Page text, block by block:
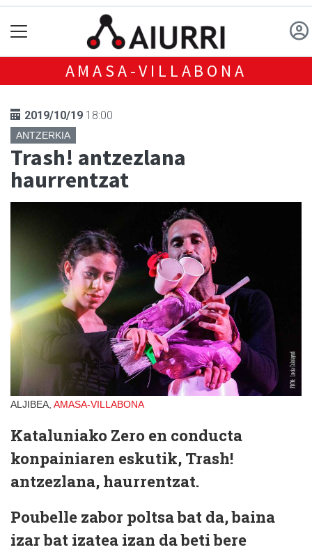
AMASA-VILLABONA
2019/10/19 18:00
ANTZERKIA
Trash! antzezlana
haurrentzat
ALJIBEA, AMASA-VILLABONA
Kataluniako Zero en conducta
konpainiaren eskutik, Trash!
antzezlana, haurrentzat.
Poubelle zabor poltsa bat da, baina
izar bat izatea izan da beti bere